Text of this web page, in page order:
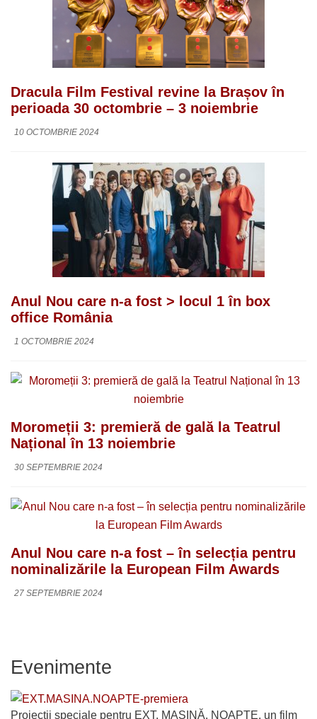
Dracula Film Festival revine la Brașov în
perioada 30 octombrie – 3 noiembrie
10 OCTOMBRIE 2024
Anul Nou care n-a fost > locul 1 în box
office România
1 OCTOMBRIE 2024
Moromeții 3: premieră de gală la Teatrul
Național în 13 noiembrie
30 SEPTEMBRIE 2024
Anul Nou care n-a fost – în selecția pentru
nominalizările la European Film Awards
27 SEPTEMBRIE 2024
Evenimente
Proiecții speciale pentru EXT. MAȘINĂ. NOAPTE, un film